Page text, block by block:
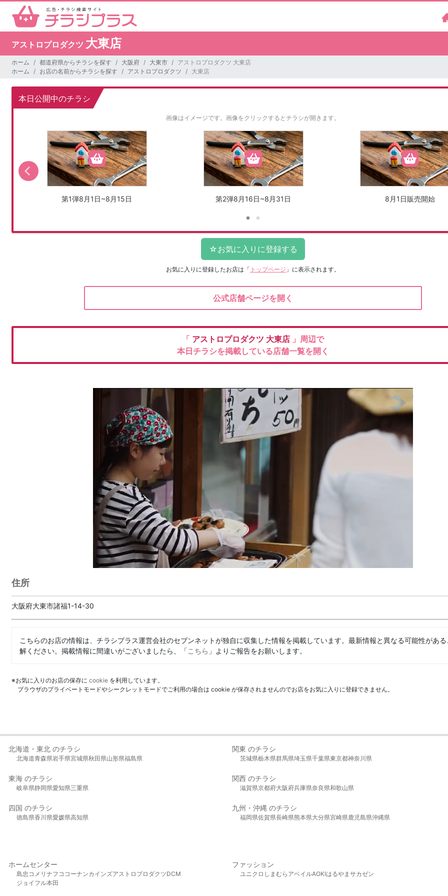
アストロプロダクツ 大東店
ホーム 都道府県からチラシを探す 大阪府 大東市
アストロプロダクツ 大東店
ホーム
お店の名前からチラシを探す アストロプロダクツ 大東店
本日公開中のチラシ
画像はイメージです。 画像をクリックするとチラシが開きます。
第1弾8月1日~8月15日 第2弾8月16日~8月31日 8月1日販売開始
お気に入りに登録したお店は 「 トップページ 」に表示されます。
公式店舗ページを開く
「 アストロプロダクツ 大東店 」周辺で
本日チラシを掲載している店舗一覧を開く
住所
大阪府大東市諸福1-14-30
こちらのお店の情報は、チラシプラス運営会社のセブンネットが独自に収集した情報を掲載しています。最新情報と異なる可能性があ
解ください。掲載情報に間違いがございましたら、「こちら 」よりご報告をお願いします。
※お気に入りのお店の保存に cookie を利用しています。
ブラウザのプライベートモードやシークレットモードでご利用の場合は cookie が保存されませんのでお店をお気に入りに登録できません。
北海道・東北 のチラシ
北海道青森県岩手県宮城県秋田県山形県福島県
関東 のチラシ
茨城県栃木県群馬県埼玉県千葉県東京都神奈川県
東海 のチラシ
岐阜県静岡県愛知県三重県
関西 のチラシ
滋賀県京都府大阪府兵庫県奈良県和歌山県
四国 のチラシ
徳島県香川県愛媛県高知県
九州・沖縄 のチラシ
福岡県佐賀県長崎県熊本県大分県宮崎県鹿児島県沖縄県
ホームセンター
島忠 コメリ ナフコ コーナンカインズアストロプロダクツDCM
ジョイフル本田
ファッション
ユニクロ しまむら アベイルAOKIはるやま サカゼン